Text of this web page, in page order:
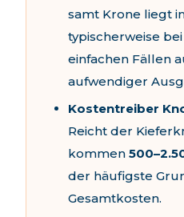
samt Krone liegt
typischerweise bei
einfachen Fällen
aufwendiger
Kostentreiber
Reicht der
kommen
der häufigste
Gesamtkosten.